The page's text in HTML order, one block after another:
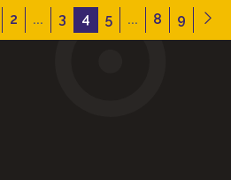
2 ... 3 4 5 ... 8 9